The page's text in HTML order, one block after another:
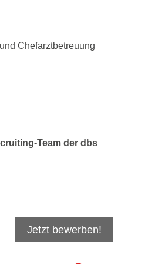
Chefarztbetreuung
Team der dbs
Jetzt bewerben!